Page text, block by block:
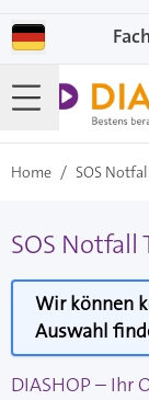
Home / SOS
SOS Notfall
Wir können
Auswahl
DIASHOP – Ihr